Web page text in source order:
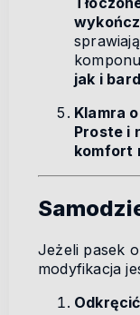
jak i
Klamra
Proste i
komfort
Jeżeli pasek
modyfikacja